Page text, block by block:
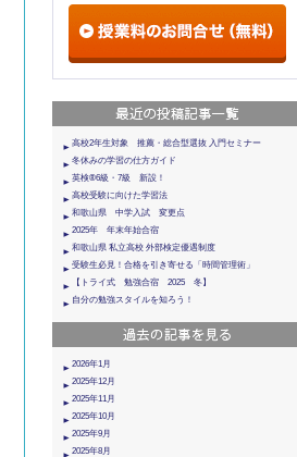
高校2年生対象 推薦・総合型選抜 入門セミナー
冬休みの学習の仕方ガイド
英検®6級・7級 新設！
高校受験に向けた学習法
和歌山県 中学入試 変更点
2025年 年末年始合宿
和歌山県 私立高校 外部検定優遇制度
受験生必見！合格を引き寄せる「時間管理術」
【トライ式 勉強合宿 2025 冬】
自分の勉強スタイルを知ろう！
2026年1月
2025年12月
2025年11月
2025年10月
2025年9月
2025年8月